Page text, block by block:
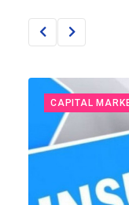
CAPITAL